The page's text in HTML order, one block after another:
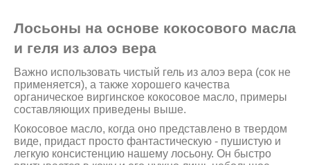
Лосьоны на основе кокосового масла
и геля из алоэ вера
Важно использовать чистый гель из алоэ вера (сок не
применяется), а также хорошего качества
органическое виргинское кокосовое масло, примеры
составляющих приведены выше.
Кокосовое масло, когда оно представлено в твердом
виде, придаст просто фантастическую - пушистую и
легкую консистенцию нашему лосьону. Он быстро